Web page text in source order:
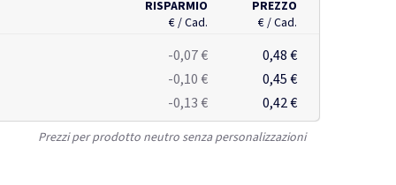
RISPARMIO
€ / Cad.
PREZZO
€ / Cad.
-0,07 €
0,48 €
-0,10 €
0,45 €
-0,13 €
0,42 €
Prezzi per prodotto neutro senza personalizzazioni